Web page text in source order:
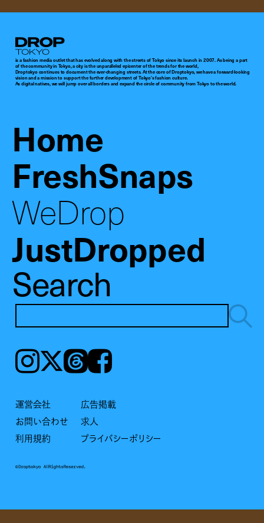
Droptokyo
is a fashion media outlet that has evolved along with the streets of Tokyo since its launch in 2007. As being a part
of the community in Tokyo, a city is the unparalleled epicenter of the trends for the world,
Droptokyo continues to document the ever-changing streets. At the core of Droptokyo, we have a forward-looking
vision and a mission to support the further development of Tokyo’s fashion culture.
As digital natives, we will jump over all borders and expand the circle of community from Tokyo to the world.
Home
FreshSnaps
WeDrop
JustDropped
Search
Instagram𝕏ThreadsFacebook
運営会社
広告掲載
お問い合わせ
求人
利用規約
プライバシーポリシー